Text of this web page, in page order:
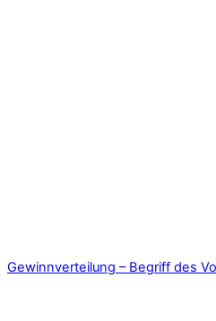
Gewinnverteilung – Begriff des